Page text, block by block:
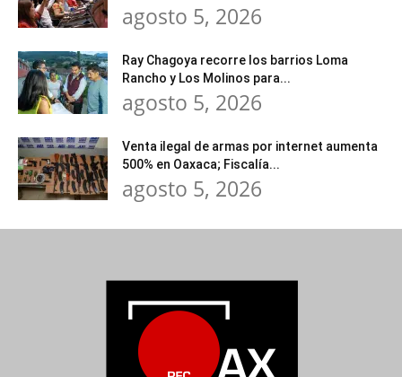
agosto 5, 2026
Ray Chagoya recorre los barrios Loma
Rancho y Los Molinos para...
agosto 5, 2026
Venta ilegal de armas por internet aumenta
500% en Oaxaca; Fiscalía...
agosto 5, 2026